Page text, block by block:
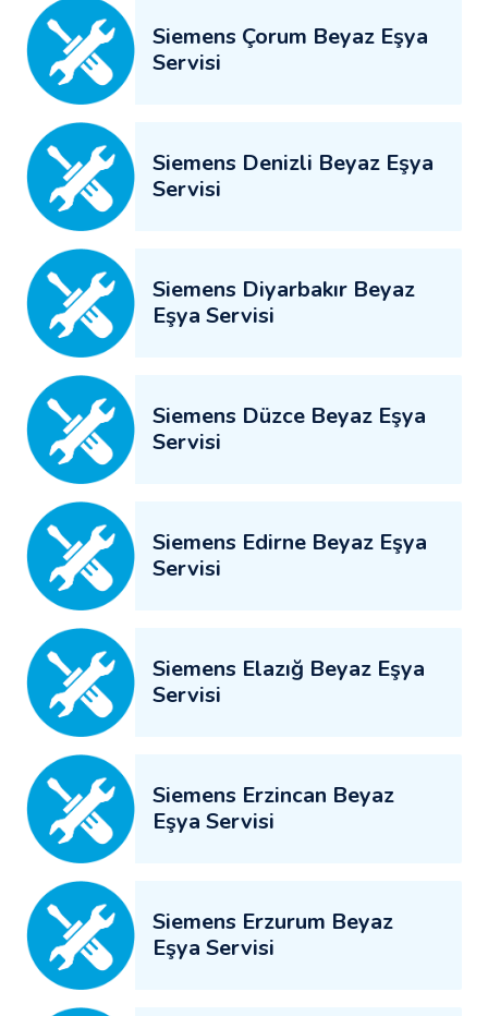
Siemens Çorum Beyaz Eşya
Servisi
Siemens Denizli Beyaz Eşya
Servisi
Siemens Diyarbakır Beyaz
Eşya Servisi
Siemens Düzce Beyaz Eşya
Servisi
Siemens Edirne Beyaz Eşya
Servisi
Siemens Elazığ Beyaz Eşya
Servisi
Siemens Erzincan Beyaz
Eşya Servisi
Siemens Erzurum Beyaz
Eşya Servisi